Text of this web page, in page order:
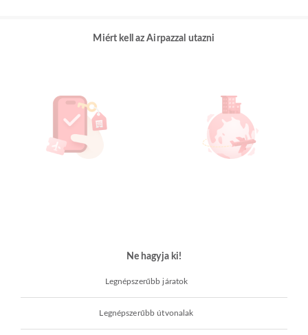
Miért kell az Airpazzal utazni
Ne hagyja ki!
Legnépszerűbb járatok
Legnépszerűbb útvonalak